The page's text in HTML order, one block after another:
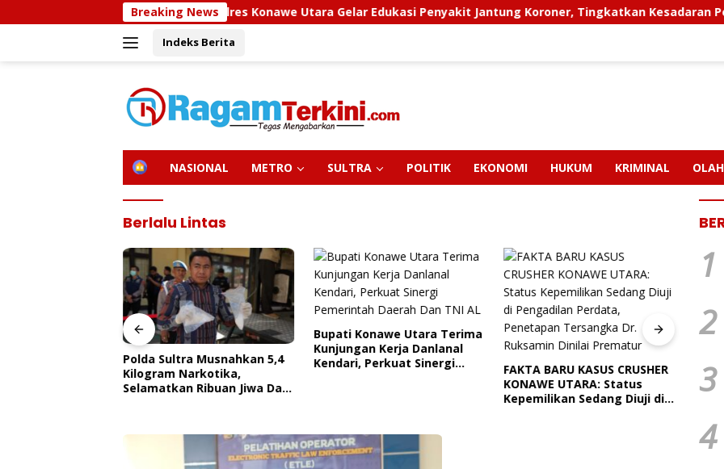
ke
Breaking News
Sidokkes Polres Konawe Utara Gelar Edukasi Penyakit Jantung Koroner, Tingkatkan Kesadaran Personel
Indeks Berita
H
NASIONAL METRO SULTRA POLITIK EKONOMI HUKUM KRIMINAL
Berlalu Lintas
Polda Sultra Musnahkan 5,4
Kilogram Narkotika,
Selamatkan Ribuan Jiwa Dari
Bupati Konawe Utara Terima
Kunjungan Kerja Danlanal
Kendari, Perkuat Sinergi
FAKTA BARU KASUS CRUSHER
KONAWE UTARA: Status
Kepemilikan Sedang Diuji di
PT
1
2
3
4